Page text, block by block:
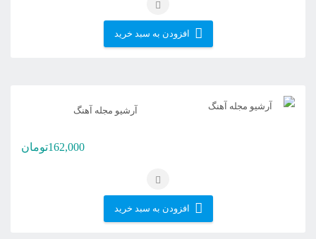
افزودن به سبد خرید
آرشیو مجله آهنگ
162,000تومان
افزودن به سبد خرید